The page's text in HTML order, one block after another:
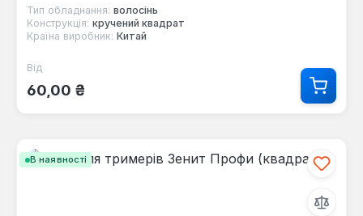
Тип обладнання: волосінь
Конструкція: кручений квадрат
Країна виробник: Китай
Звичайна ціна:
Від
60,00 ₴
В наявності